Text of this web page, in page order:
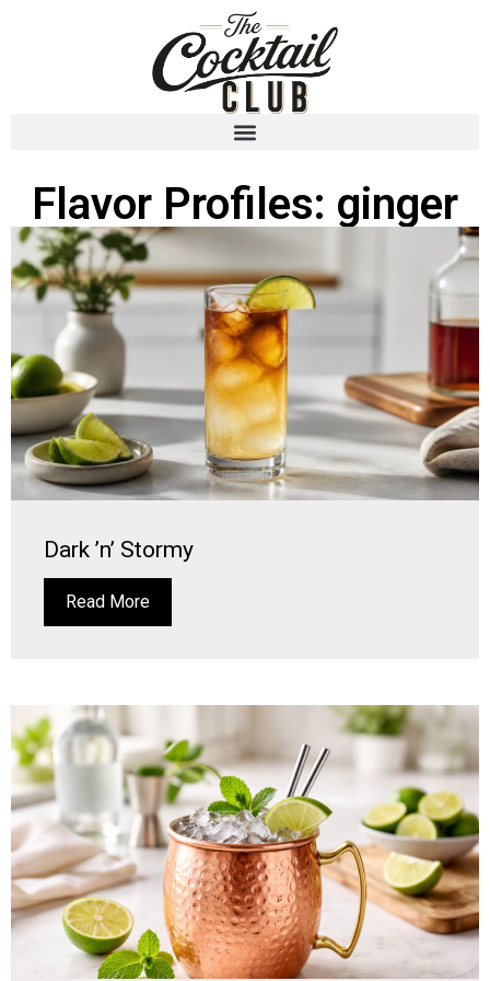
Flavor Profiles: ginger
Dark ’n’ Stormy
Read More